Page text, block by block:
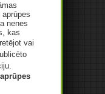
nenes
kas
vai